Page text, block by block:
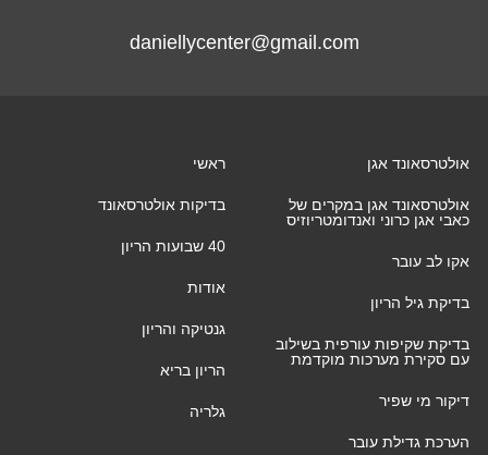
daniellycenter@gmail.com
אולטרסאונד אגן
אולטרסאונד אגן במקרים של
כאבי אגן כרוני ואנדומטריוזיס
אקו לב עובר
בדיקת גיל הריון
בדיקת שקיפות עורפית בשילוב
עם סקירת מערכות מוקדמת
דיקור מי שפיר
הערכת גדילת עובר
ראשי
בדיקות אולטרסאונד
40 שבועות הריון
אודות
גנטיקה והריון
הריון בריא
גלריה